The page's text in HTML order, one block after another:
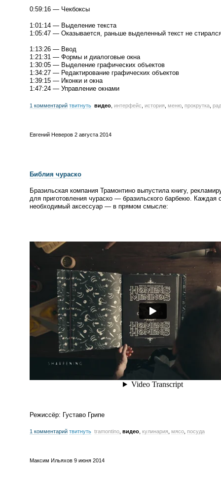
0:59:16 — Чекбоксы
1:01:14 — Выделение текста
1:05:47 — Оказывается, раньше выделенный текст не
1:13:26 — Ввод
1:21:31 — Формы и диалоговые окна
1:30:05 — Выделение графических объектов
1:34:27 — Редактирование графических объектов
1:39:15 — Иконки и окна
1:47:24 — Управление окнами
1 комментарий твитнуть видео интерфейс история меню прокрутка
Евгений Неверов 2 августа 2014
Библия чураско
Бразильская компания Трамонтино выпустила книгу,
для приготовления чураско — бразильского барбекю. Каждая
необходимый аксессуар — в прямом смысле:
Режиссёр: Густаво Грипе
1 комментарий твитнуть tramontino видео кулинария мясо посуда
Максим Ильяхов 9 июня 2014